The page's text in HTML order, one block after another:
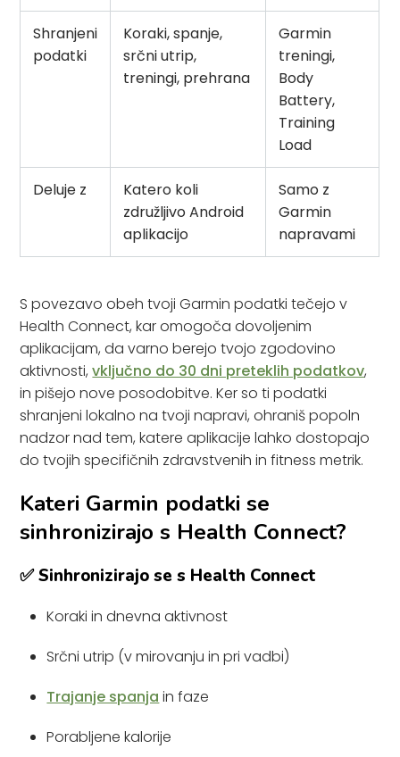
Shranjeni
podatki
Koraki, spanje,
srčni utrip,
treningi, prehrana
Garmin
treningi,
Body
Battery,
Training
Load
Deluje z
Katero koli
združljivo Android
aplikacijo
Samo z
Garmin
napravami
S povezavo obeh tvoji Garmin podatki tečejo v
Health Connect, kar omogoča dovoljenim
aplikacijam, da varno berejo tvojo zgodovino
aktivnosti,vključno do 30 dni preteklih podatkov,
in pišejo nove posodobitve. Ker so ti podatki
shranjeni lokalno na tvoji napravi, ohraniš popoln
nadzor nad tem, katere aplikacije lahko dostopajo
do tvojih specifičnih zdravstvenih in fitness metrik.
Kateri Garmin podatki se
sinhronizirajo s Health Connect?
✅ Sinhronizirajo se s Health Connect
Koraki in dnevna aktivnost
Srčni utrip (v mirovanju in pri vadbi)
Trajanje spanja in faze
Porabljene kalorije